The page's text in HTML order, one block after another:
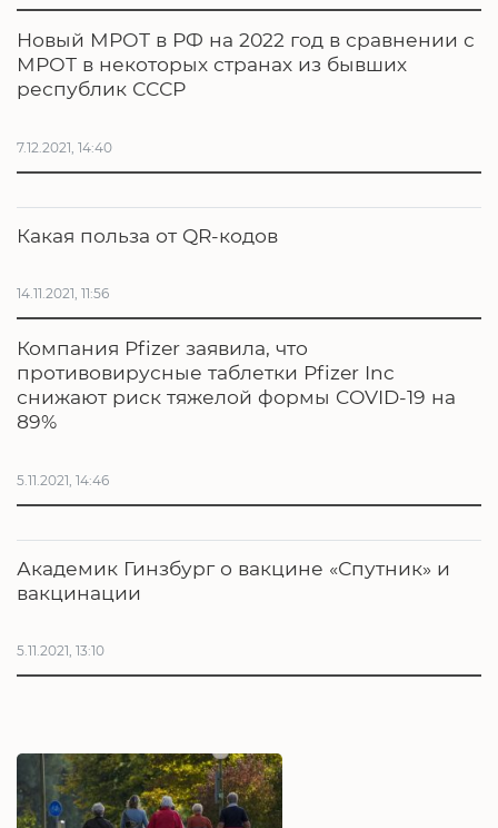
Новый МРОТ в РФ на 2022 год в сравнении с
МРОТ в некоторых странах из бывших
республик СССР
7.12.2021, 14:40
Какая польза от QR-кодов
14.11.2021, 11:56
Компания Pfizer заявила, что
противовирусные таблетки Pfizer Inc
снижают риск тяжелой формы COVID-19 на
89%
5.11.2021, 14:46
Академик Гинзбург о вакцине «Спутник» и
вакцинации
5.11.2021, 13:10